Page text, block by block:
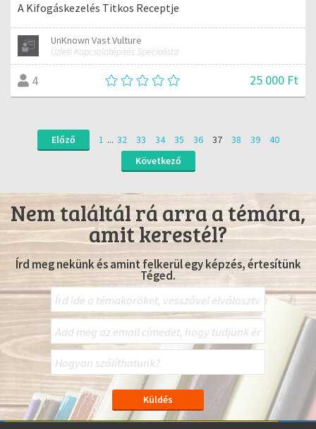
A Kifogáskezelés Titkos Receptje
UnKnown Vast Vulture
Üzleti Kapcsolatépítés Specialista
4 25 000 Ft
Előző 1 ... 32 33 34 35 36 37 38 39
40
Következő
Nem találtál rá arra a témára,
amit kerestél?
Írd meg nekünk és amint felkerül egy képzés, értesítünk
Téged.